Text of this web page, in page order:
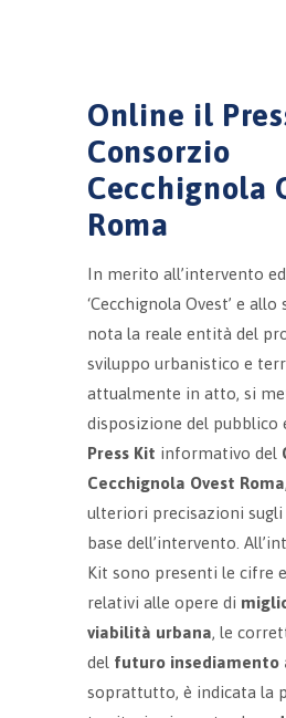
Online il
Consorzio
Cecchignola
Roma
In merito all’intervento
‘Cecchignola Ovest’ e
nota la reale entità del
sviluppo urbanistico e
attualmente in atto, si
disposizione del pubblico
Press Kit informativo del
Cecchignola Ovest Roma
ulteriori precisazioni sugli
base dell’intervento.
Kit sono presenti le cifre
relativi alle opere di
viabilità urbana, le
del futuro insediamento
soprattutto, è indicata la